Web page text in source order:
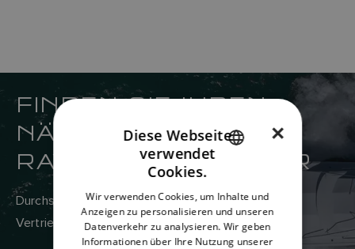
FINDEN SIE IHREN
NÄCHSTGELEGENEN
RAYMARINE-HÄNDLER
Durchsuchen Sie hier das weltweite Netzwerk von
Vertriebs- und Servicehändlern von Raymarine.
DANISH
ITALIAN
×
Diese Webseite
verwendet
Cookies.
Wir verwenden Cookies, um Inhalte und
Anzeigen zu personalisieren und unseren
Datenverkehr zu analysieren. Wir geben
Informationen über Ihre Nutzung unserer